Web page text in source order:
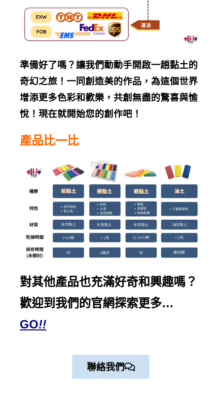
準備好了嗎？讓我們動動手開啟一趟黏土的
奇幻之旅！一同創造美的作品，為這個世界
增添更多色彩和歡樂，共創無盡的驚喜與愉
悅！現在就開始您的創作吧！
產品比一比
對其他產品也充滿好奇和興趣嗎？
歡迎到我們的官網探索更多…
GO!!
聯絡我們